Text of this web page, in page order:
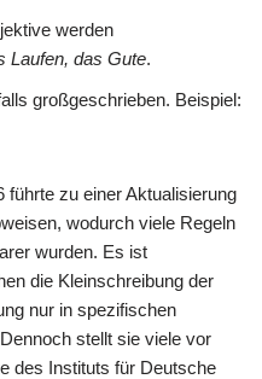
werden
Laufen, das Gute.
großgeschrieben. Beispiel:
zu einer Aktualisierung
wodurch viele Regeln
wurden. Es ist
die Kleinschreibung der
nur in spezifischen
stellt sie viele vor
des Instituts für Deutsche